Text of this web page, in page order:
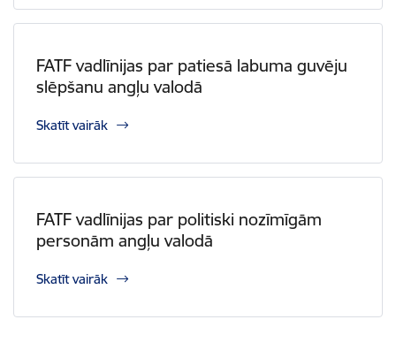
FATF vadlīnijas par patiesā labuma guvēju
slēpšanu angļu valodā
Skatīt vairāk
FATF vadlīnijas par politiski nozīmīgām
personām angļu valodā
Skatīt vairāk